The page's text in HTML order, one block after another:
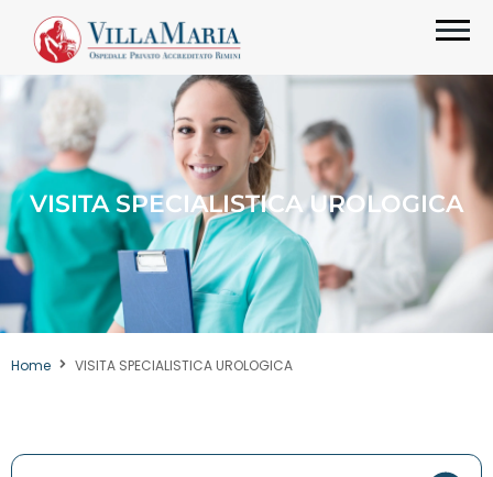
VISITA SPECIALISTICA UROLOGICA
Home VISITA SPECIALISTICA UROLOGICA